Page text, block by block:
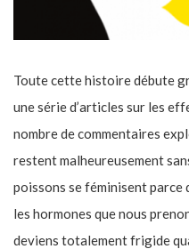
Toute cette histoire débute
une série d’articles sur les
nombre de commentaires
restent malheureusement
poissons se féminisent
les hormones que nous
deviens totalement frigide